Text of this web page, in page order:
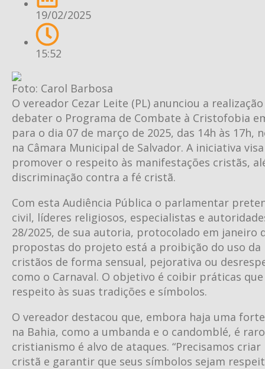
19/02/2025
15:52
Foto: Carol Barbosa
O vereador Cezar Leite (PL) anunciou a
debater o Programa de Combate à Cristofobia
para o dia 07 de março de 2025, das 14h às
na Câmara Municipal de Salvador. A iniciativa
promover o respeito às manifestações cristãs,
discriminação contra a fé cristã.
Com esta Audiência Pública o parlamentar
civil, líderes religiosos, especialistas e
28/2025, de sua autoria, protocolado em janeiro
propostas do projeto está a proibição do uso da
cristãos de forma sensual, pejorativa ou
como o Carnaval. O objetivo é coibir práticas
respeito às suas tradições e símbolos.
O vereador destacou que, embora haja uma
na Bahia, como a umbanda e o candomblé, é
cristianismo é alvo de ataques. “Precisamos
cristã e garantir que seus símbolos sejam